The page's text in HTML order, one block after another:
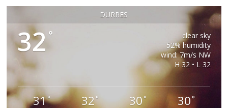
DURRES
32°
clear sky
52% humidity
wind: 7m/s NW
H 32 • L 32
31° 32° 30 ° 30°